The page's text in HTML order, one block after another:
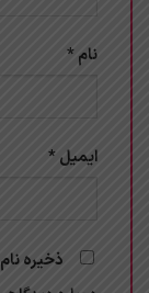
نام*
ایمیل *
ذخیره